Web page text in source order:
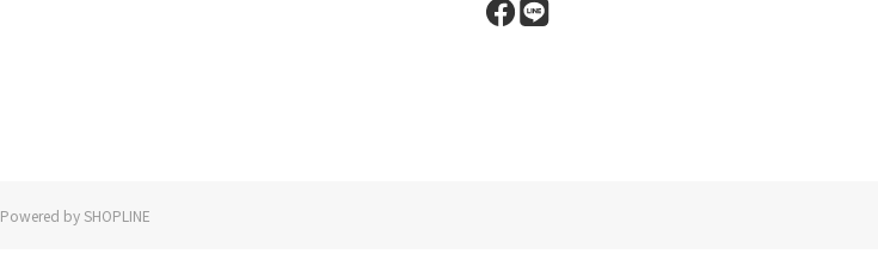
Powered by SHOPLINE